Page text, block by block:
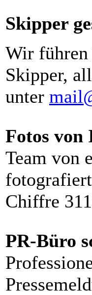
Skipper
Wir führen
Skipper,
unter
Fotos von
Team von
Chiffre
PR-Büro